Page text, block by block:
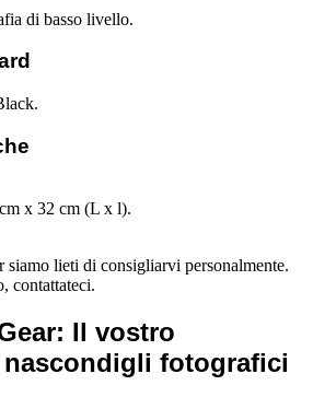
di basso livello.
x 32 cm (L x l).
lieti di consigliarvi personalmente.
contattateci.
Il vostro
fotografici